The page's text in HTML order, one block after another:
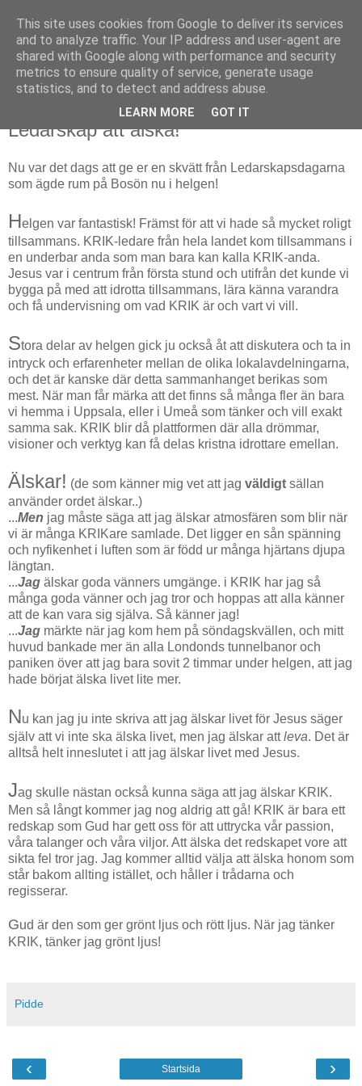
Ledarskap att älska!
Nu var det dags att ge er en skvätt från Ledarskapsdagarna
som ägde rum på Bosön nu i helgen!
Helgen var fantastisk! Främst för att vi hade så mycket roligt
tillsammans. KRIK-ledare från hela landet kom tillsammans i
en underbar anda som man bara kan kalla KRIK-anda.
Jesus var i centrum från första stund och utifrån det kunde vi
bygga på med att idrotta tillsammans, lära känna varandra
och få undervisning om vad KRIK är och vart vi vill.
Stora delar av helgen gick ju också åt att diskutera och ta in
intryck och erfarenheter mellan de olika lokalavdelningarna,
och det är kanske där detta sammanhanget berikas som
mest. När man får märka att det finns så många fler än bara
vi hemma i Uppsala, eller i Umeå som tänker och vill exakt
samma sak. KRIK blir då plattformen där alla drömmar,
visioner och verktyg kan få delas kristna idrottare emellan.
Älskar! (de som känner mig vet att jag väldigt sällan
använder ordet älskar..)
...Men jag måste säga att jag älskar atmosfären som blir när
vi är många KRIKare samlade. Det ligger en sån spänning
och nyfikenhet i luften som är född ur många hjärtans djupa
längtan.
...Jag älskar goda vänners umgänge. i KRIK har jag så
många goda vänner och jag tror och hoppas att alla känner
att de kan vara sig själva. Så känner jag!
...Jag märkte när jag kom hem på söndagskvällen, och mitt
huvud bankade mer än alla Londonds tunnelbanor och
paniken över att jag bara sovit 2 timmar under helgen, att jag
hade börjat älska livet lite mer.
Nu kan jag ju inte skriva att jag älskar livet för Jesus säger
själv att vi inte ska älska livet, men jag älskar attleva. Det är
alltså helt inneslutet i att jag älskar livet med Jesus.
Jag skulle nästan också kunna säga att jag älskar KRIK.
Men så långt kommer jag nog aldrig att gå! KRIK är bara ett
redskap som Gud har gett oss för att uttrycka vår passion,
våra talanger och våra viljor. Att älska det redskapet vore att
sikta fel tror jag. Jag kommer alltid välja att älska honom som
står bakom allting istället, och håller i trådarna och
regisserar.
Gud är den som ger grönt ljus och rött ljus. När jag tänker
KRIK, tänker jag grönt ljus!
Pidde
‹ ›
Startsida
This site uses cookies from Google to deliver its services
and to analyze traffic. Your IP address and user-agent are
shared with Google along with performance and security
metrics to ensure quality of service, generate usage
statistics, and to detect and address abuse.
LEARN MORE GOT IT